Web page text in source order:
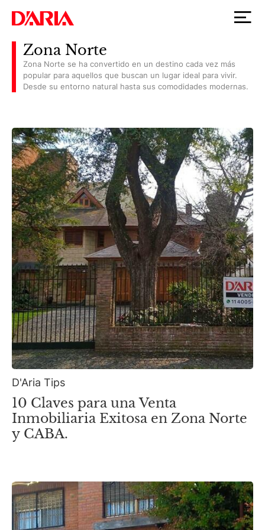
Zona Norte
Zona Norte se ha convertido en un destino cada vez más
popular para aquellos que buscan un lugar ideal para vivir.
Desde su entorno natural hasta sus comodidades modernas.
D'Aria Tips
10 Claves para una Venta
Inmobiliaria Exitosa en Zona Norte
y CABA.